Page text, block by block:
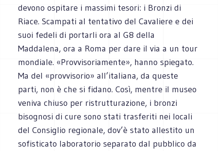
devono ospitare i massimi tesori: i Bronzi di
Riace. Scampati al tentativo del Cavaliere e dei
suoi fedeli di portarli ora al G8 della
Maddalena, ora a Roma per dare il via a un tour
mondiale. «Provvisoriamente», hanno spiegato.
Ma del «provvisorio» all’italiana, da queste
parti, non è che si fidano. Così, mentre il museo
veniva chiuso per ristrutturazione, i bronzi
bisognosi di cure sono stati trasferiti nei locali
del Consiglio regionale, dov’è stato allestito un
sofisticato laboratorio separato dal pubblico da